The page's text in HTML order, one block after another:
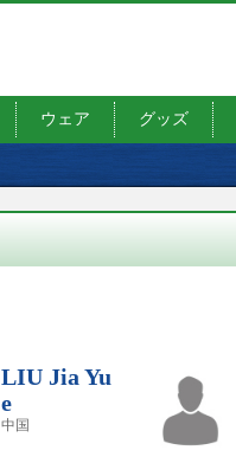
ウェア グッズ
LIU Jia Yu
e
中国